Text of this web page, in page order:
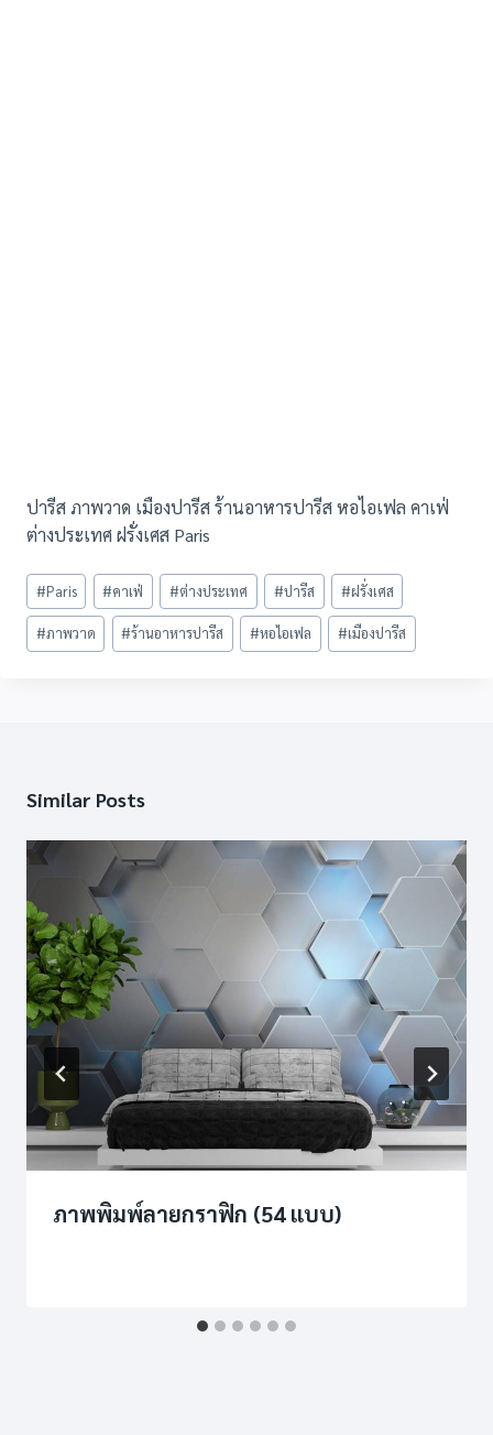
ปารีส ภาพวาด เมืองปารีส ร้านอาหารปารีส หอไอเฟล คาเฟ่
ต่างประเทศ ฝรั่งเศส Paris
Post
Tags:
#Paris #คาเฟ่ #ต่างประเทศ #ปารีส #ฝรั่งเศส
#ภาพวาด #ร้านอาหารปารีส #หอไอเฟล #เมืองปารีส
Similar Posts
ภาพพิมพ์ลายกราฟิก (54 แบบ)